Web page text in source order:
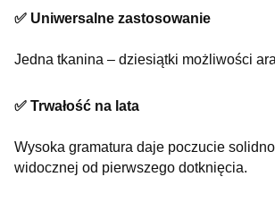
✅ Uniwersalne zastosowanie
Jedna tkanina – dziesiątki możliwości
✅ Trwałość na lata
Wysoka gramatura daje poczucie
widocznej od pierwszego dotknięcia.